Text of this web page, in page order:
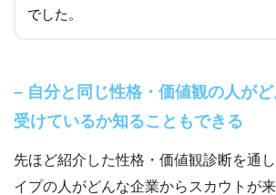
でした。
– 自分と同じ性格・価値観の人が
受けているか知ることもできる
先ほど紹介した性格・価値観診断を通
イプの人がどんな企業からスカウトが